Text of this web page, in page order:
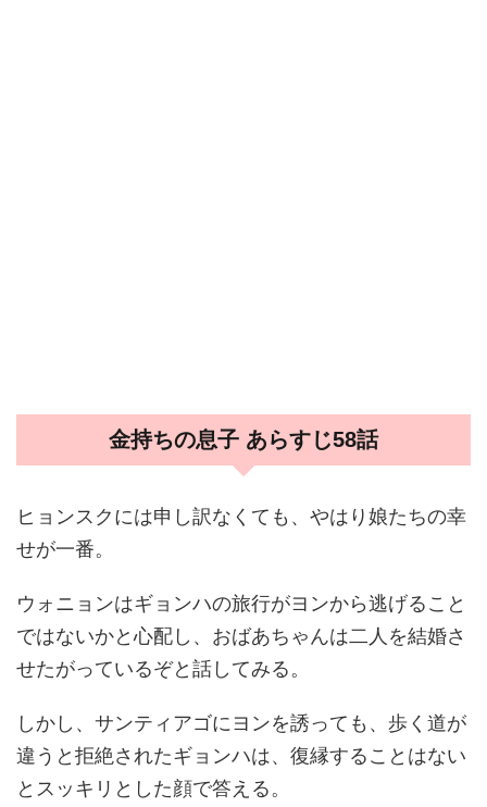
金持ちの息子 あらすじ58話
ヒョンスクには申し訳なくても、やはり娘たちの幸
せが一番。
ウォニョンはギョンハの旅行がヨンから逃げること
ではないかと心配し、おばあちゃんは二人を結婚さ
せたがっているぞと話してみる。
しかし、サンティアゴにヨンを誘っても、歩く道が
違うと拒絶されたギョンハは、復縁することはない
とスッキリとした顔で答える。